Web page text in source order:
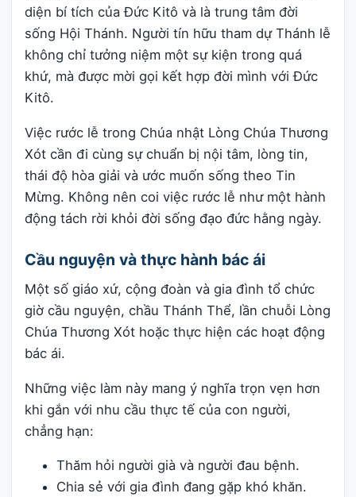
diện bí tích của Đức Kitô và là trung tâm đời
sống Hội Thánh. Người tín hữu tham dự Thánh lễ
không chỉ tưởng niệm một sự kiện trong quá
khứ, mà được mời gọi kết hợp đời mình với Đức
Kitô.
Việc rước lễ trong Chúa nhật Lòng Chúa Thương
Xót cần đi cùng sự chuẩn bị nội tâm, lòng tin,
thái độ hòa giải và ước muốn sống theo Tin
Mừng. Không nên coi việc rước lễ như một hành
động tách rời khỏi đời sống đạo đức hằng ngày.
Cầu nguyện và thực hành bác ái
Một số giáo xứ, cộng đoàn và gia đình tổ chức
giờ cầu nguyện, chầu Thánh Thể, lần chuỗi Lòng
Chúa Thương Xót hoặc thực hiện các hoạt động
bác ái.
Những việc làm này mang ý nghĩa trọn vẹn hơn
khi gắn với nhu cầu thực tế của con người,
chẳng hạn:
Thăm hỏi người già và người đau bệnh.
Chia sẻ với gia đình đang gặp khó khăn.